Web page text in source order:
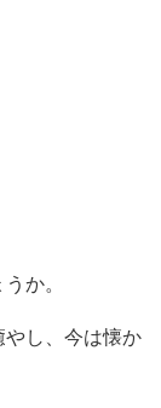
か。
やし、今は懐か